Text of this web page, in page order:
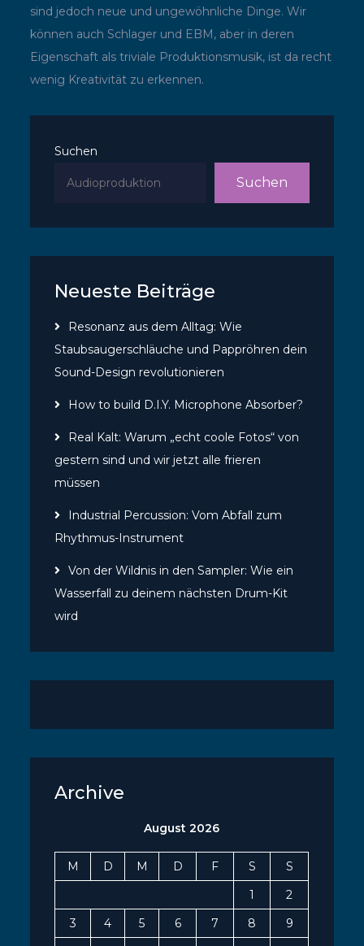
sind jedoch neue und ungewöhnliche Dinge. Wir
können auch Schlager und EBM, aber in deren
Eigenschaft als triviale Produktionsmusik, ist da recht
wenig Kreativität zu erkennen.
Suchen
Suchen
Neueste Beiträge
Resonanz aus dem Alltag: Wie
Staubsaugerschläuche und Pappröhren dein
Sound-Design revolutionieren
How to build D.I.Y. Microphone Absorber?
Real Kalt: Warum „echt coole Fotos“ von
gestern sind und wir jetzt alle frieren
müssen
Industrial Percussion: Vom Abfall zum
Rhythmus-Instrument
Von der Wildnis in den Sampler: Wie ein
Wasserfall zu deinem nächsten Drum-Kit
wird
Archive
August 2026
M D M D F S
S
1
2
3
4 5 6 7 8
9